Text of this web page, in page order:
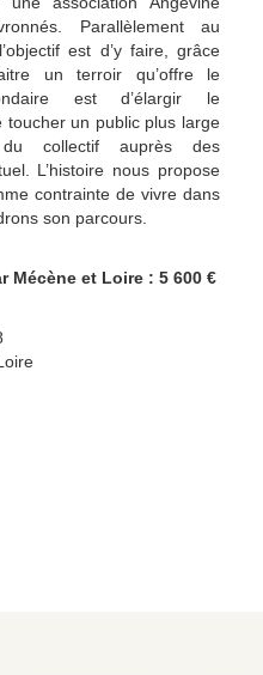
Parallèlement au
est d’y faire, grâce
un terroir qu’offre le
est d’élargir le
toucher un public plus large
collectif auprès des
L’histoire nous propose
contrainte de vivre dans
son parcours.
Mécène et Loire : 5 600 €